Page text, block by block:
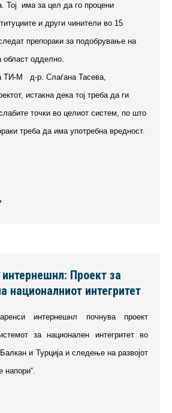
Тој има за цел да го процени
и други чинители во 15
препораки за подобрување на
област одделно.
ТИ-М д-р. Слаѓана Тасева,
истакна дека тој треба да ги
точки во целиот систем, по што
треба да има употребна вредност.
Проект за
националниот интегритет
интернешнл почнува проект
за национален интегритет во
и Турција и следење на развојот
напори“.